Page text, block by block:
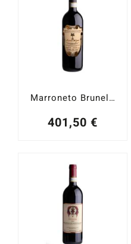
Marroneto Brunello di Montalcino Selezione Madonna delle Grazie 2021
401,50 €